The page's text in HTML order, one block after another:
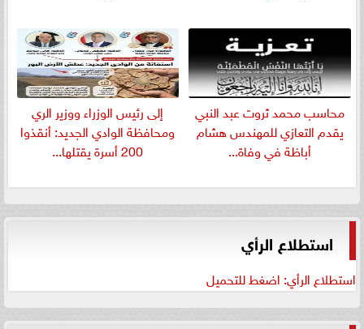
​محاسب محمد ثروت عبد النبي
يقدم التعازي للمهندس هشام
أباظة في وفاة...
إلى رئيس الوزراء ووزير الري
ومحافظة الوادي الجديد: أنقذوا
200 أسرة يقتلها...
استطلاع الرأي
استطلاع الرأي: اضغط للتحميل